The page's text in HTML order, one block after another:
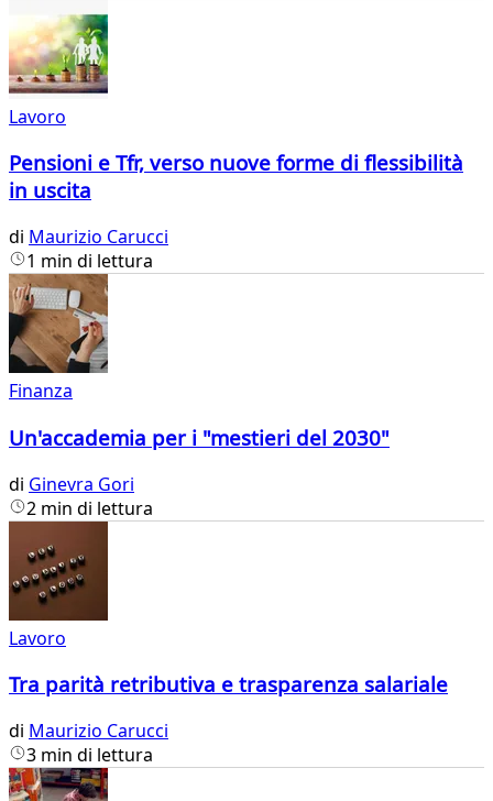
Lavoro
Pensioni e Tfr, verso nuove forme di flessibilità
in uscita
di Maurizio Carucci
1 min di lettura
Finanza
Un'accademia per i "mestieri del 2030"
di Ginevra Gori
2 min di lettura
Lavoro
Tra parità retributiva e trasparenza salariale
di Maurizio Carucci
3 min di lettura